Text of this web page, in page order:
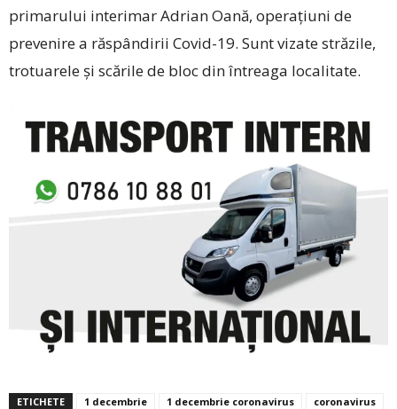
primarului interimar Adrian Oană, operațiuni de
prevenire a răspândirii Covid-19. Sunt vizate străzile,
trotuarele și scările de bloc din întreaga localitate.
ETICHETE 1 decembrie 1 decembrie coronavirus
coronavirus